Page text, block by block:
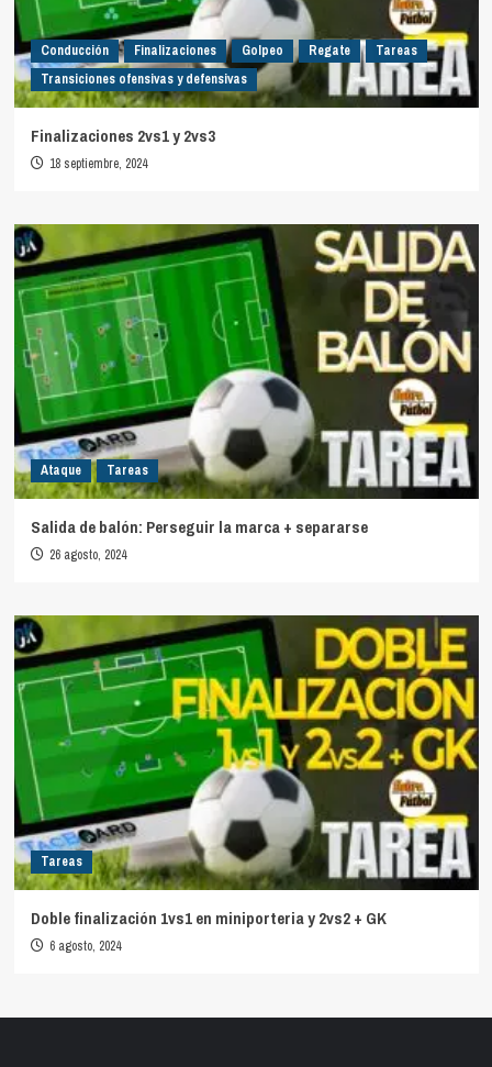
Conducción Finalizaciones Golpeo Regate
Tareas
Transiciones ofensivas y defensivas
Finalizaciones 2vs1 y 2vs3
18 septiembre, 2024
Ataque Tareas
Salida de balón: Perseguir la marca + separarse
26 agosto, 2024
Tareas
Doble finalización 1vs1 en miniporteria y 2vs2 + GK
6 agosto, 2024